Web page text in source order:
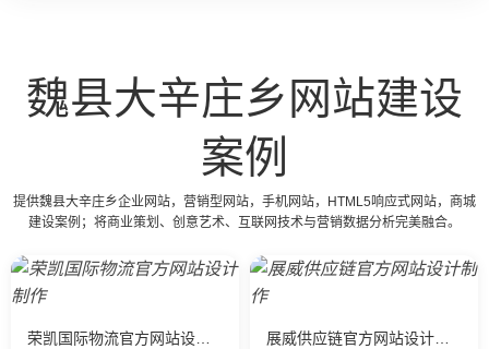
魏县大辛庄乡网站建设
案例
提供魏县大辛庄乡企业网站，营销型网站，手机网站，HTML5响应式网站，商城
建设案例；将商业策划、创意艺术、互联网技术与营销数据分析完美融合。
荣凯国际物流官方网站设计制作 展威供应链官方网站设计制作